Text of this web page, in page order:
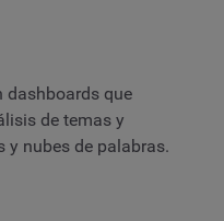
dashboards que
de temas y
y nubes de palabras.